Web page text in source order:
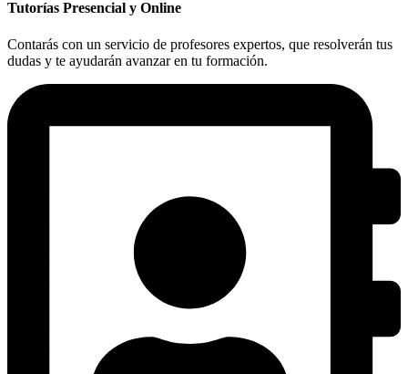
Tutorías Presencial y Online
Contarás con un servicio de profesores expertos, que resolverán tus
dudas y te ayudarán avanzar en tu formación.